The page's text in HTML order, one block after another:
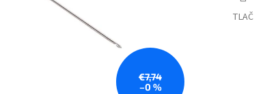
€7,74
–0 %
TLAČ